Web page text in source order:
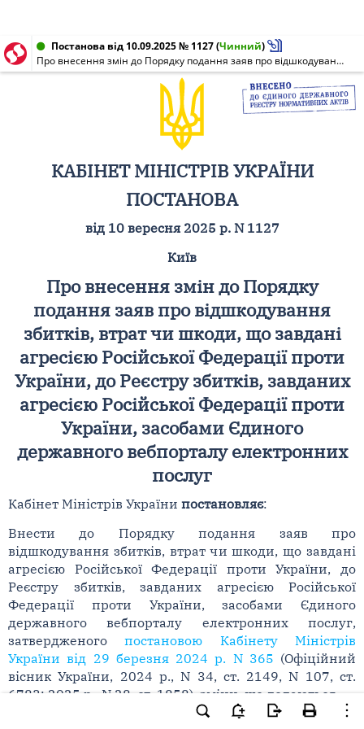
Постанова від 10.09.2025 № 1127(Чинний)
Про внесення змін до Порядку подання заяв про відшкодування збитків, втрат чи шкоди, що завдані агресією Російської Федерації проти України, до Реєстру збитків, завданих агресією Російської Федерації проти України, засобами Єдиного державного вебпорталу електронних послуг